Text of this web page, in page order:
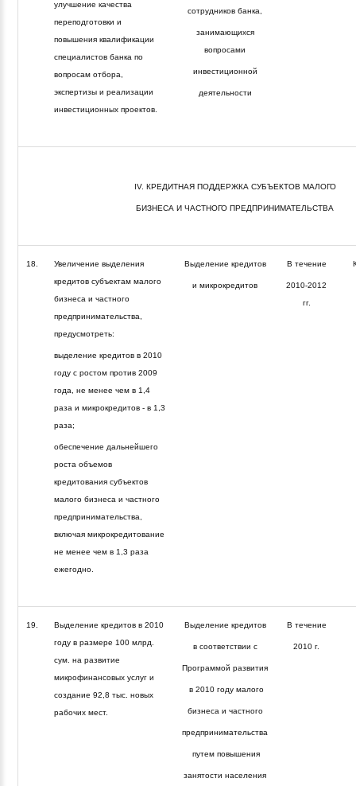
улучшение качества
переподготовки и
повышения квалификации
специалистов банка по
вопросам отбора,
экспертизы и реализации
инвестиционных проектов.
сотрудников банка,
занимающихся
вопросами
инвестиционной
деятельности
IV. КРЕДИТНАЯ ПОДДЕРЖКА СУБЪЕКТОВ МАЛОГО
БИЗНЕСА И ЧАСТНОГО ПРЕДПРИНИМАТЕЛЬСТВА
18.
Увеличение выделения
кредитов субъектам малого
бизнеса и частного
предпринимательства,
предусмотреть:
выделение кредитов в 2010
году с ростом против 2009
года, не менее чем в 1,4
раза и микрокредитов - в 1,3
раза;
обеспечение дальнейшего
роста объемов
кредитования субъектов
малого бизнеса и частного
предпринимательства,
включая микрокредитование
не менее чем в 1,3 раза
ежегодно.
Выделение кредитов
и микрокредитов
В течение
2010-2012
гг.
19.
Выделение кредитов в 2010
году в размере 100 млрд.
сум. на развитие
микрофинансовых услуг и
создание 92,8 тыс. новых
рабочих мест.
Выделение кредитов
в соответствии с
Программой развития
в 2010 году малого
бизнеса и частного
предпринимательства
путем повышения
занятости населения
В течение
2010 г.